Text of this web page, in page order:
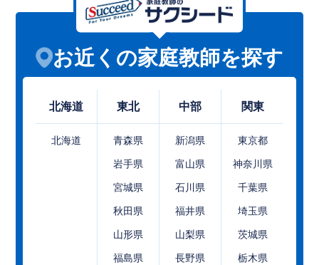
お近くの家庭教師を探す
北海道
北海道
東北
青森県
岩手県
宮城県
秋田県
山形県
福島県
中部
新潟県
富山県
石川県
福井県
山梨県
長野県
関東
東京都
神奈川県
千葉県
埼玉県
茨城県
栃木県